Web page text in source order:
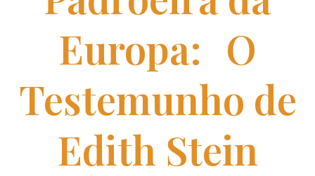
Europa: O
Testemunho de
Edith Stein